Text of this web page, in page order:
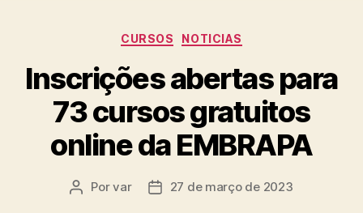
CURSOS NOTICIAS
Inscrições abertas para
73 cursos gratuitos
online da EMBRAPA
Porvar 27 de março de 2023